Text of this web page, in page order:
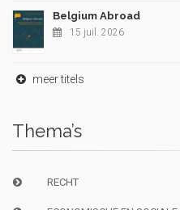
Belgium Abroad
15 juil. 2026
meer titels
Thema’s
RECHT